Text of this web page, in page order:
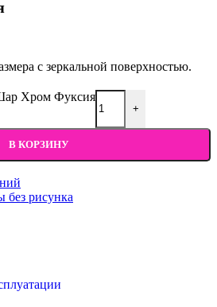
с зеркальной поверхностью.
Хром Фуксия
+
В КОРЗИНУ
рисунка